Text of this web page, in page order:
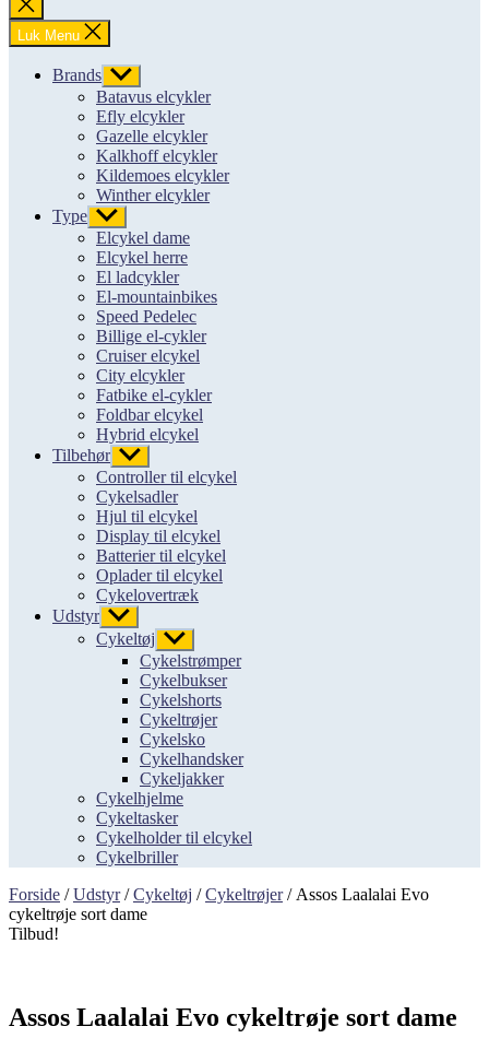
søgning
Luk Menu
Brands Vis
undermenu
Batavus elcykler
Efly elcykler
Gazelle elcykler
Kalkhoff elcykler
Kildemoes elcykler
Winther elcykler
Type Vis
undermenu
Elcykel dame
Elcykel herre
El ladcykler
El-mountainbikes
Speed Pedelec
Billige el-cykler
Cruiser elcykel
City elcykler
Fatbike el-cykler
Foldbar elcykel
Hybrid elcykel
Tilbehør Vis
undermenu
Controller til elcykel
Cykelsadler
Hjul til elcykel
Display til elcykel
Batterier til elcykel
Oplader til elcykel
Cykelovertræk
Udstyr Vis
undermenu
Cykeltøj Vis
undermenu
Cykelstrømper
Cykelbukser
Cykelshorts
Cykeltrøjer
Cykelsko
Cykelhandsker
Cykeljakker
Cykelhjelme
Cykeltasker
Cykelholder til elcykel
Cykelbriller
Forside /Udstyr/Cykeltøj /Cykeltrøjer/ Assos Laalalai Evo
cykeltrøje sort dame
Tilbud!
Assos Laalalai Evo cykeltrøje sort dame